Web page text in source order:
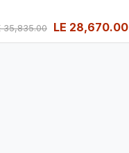
28,670.00
35,835.00
LE